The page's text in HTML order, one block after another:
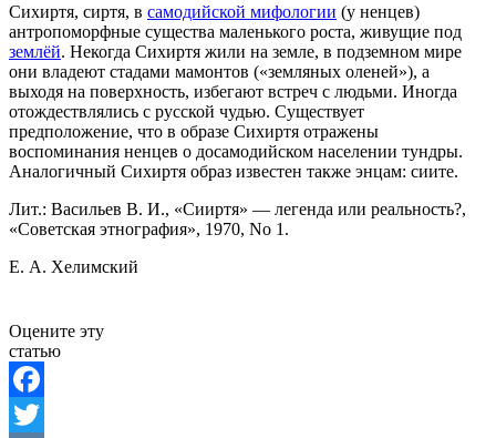
Сихиртя, сиртя, в самодийской мифологии (у ненцев)
антропоморфные существа маленького роста, живущие под
землёй. Некогда Сихиртя жили на земле, в подземном мире
они владеют стадами мамонтов («земляных оленей»), а
выходя на поверхность, избегают встреч с людьми. Иногда
отождествлялись с русской чудью. Существует
предположение, что в образе Сихиртя отражены
воспоминания ненцев о досамодийском населении тундры.
Аналогичный Сихиртя образ известен также энцам: сиите.
Лит.: Васильев В. И., «Сииртя» — легенда или реальность?,
«Советская этнография», 1970, No 1.
Е. А. Xелимский
Оцените эту
статью
Facebook